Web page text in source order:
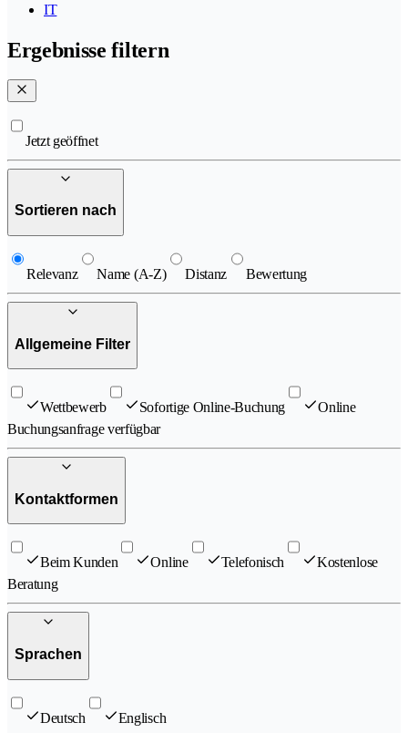
IT
Ergebnisse filtern
Jetzt geöffnet
Sortieren nach
Relevanz Name (A-Z) Distanz Bewertung
Allgemeine Filter
Wettbewerb Sofortige Online-Buchung
Online
Buchungsanfrage verfügbar
Kontaktformen
Beim Kunden Online Telefonisch
Kostenlose
Beratung
Sprachen
Deutsch Englisch